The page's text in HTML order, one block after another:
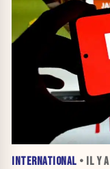
INTERNATIONAL • IL Y A